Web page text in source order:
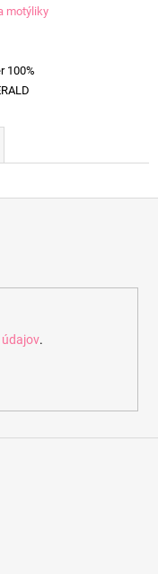
motýliky
100%
.